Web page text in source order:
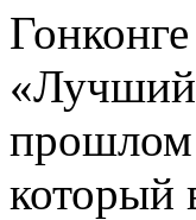
«Лучший
прошлом
который